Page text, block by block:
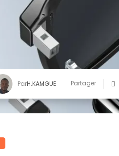
ParH.KAMGUE Partager